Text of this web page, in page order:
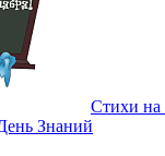
Стихи на
Знаний